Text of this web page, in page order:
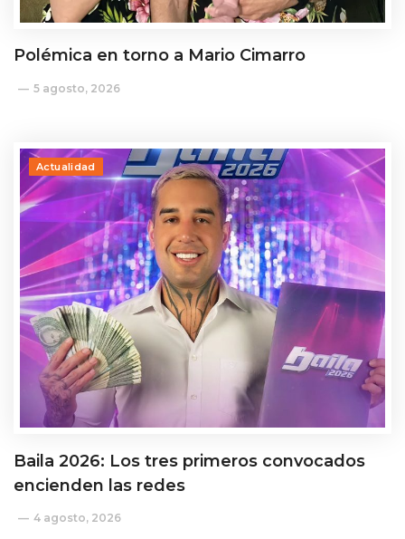
Polémica en torno a Mario Cimarro
5 agosto, 2026
Actualidad
Baila 2026: Los tres primeros convocados
encienden las redes
4 agosto, 2026